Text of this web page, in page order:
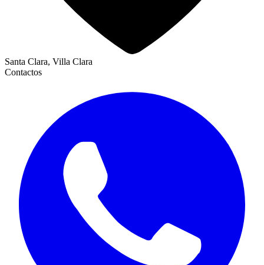
Santa Clara, Villa Clara
Contactos